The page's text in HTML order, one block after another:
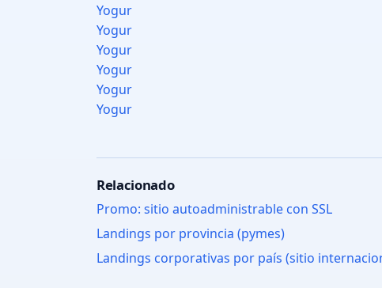
Yogur
Yogur
Yogur
Yogur
Yogur
Yogur
Relacionado
Promo: sitio autoadministrable con SSL
Landings por provincia (pymes)
Landings corporativas por país (sitio